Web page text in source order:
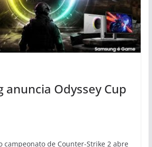
anuncia Odyssey Cup
campeonato de Counter-Strike 2 abre